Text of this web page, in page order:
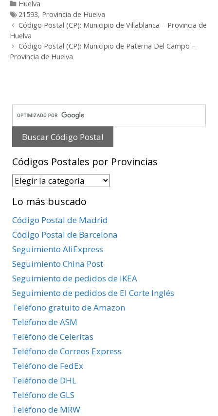
Categorías
Huelva
Etiquetas
21593, Provincia de Huelva
Post
navigation
Código Postal (CP): Municipio de Villablanca – Provincia de
Huelva
Código Postal (CP): Municipio de Paterna Del Campo –
Provincia de Huelva
Códigos Postales por Provincias
Códigos
por
Provincias
Lo más buscado
Código Postal de Madrid
Código Postal de Barcelona
Seguimiento AliExpress
Seguimiento China Post
Seguimiento de pedidos de IKEA
Seguimiento de pedidos de El Corte Inglés
Teléfono gratuito de Amazon
Teléfono de ASM
Teléfono de Celeritas
Teléfono de Correos Express
Teléfono de FedEx
Teléfono de DHL
Teléfono de GLS
Teléfono de MRW